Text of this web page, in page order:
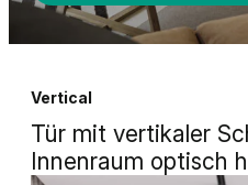
Vertical
Tür mit vertikaler
Innenraum optisch